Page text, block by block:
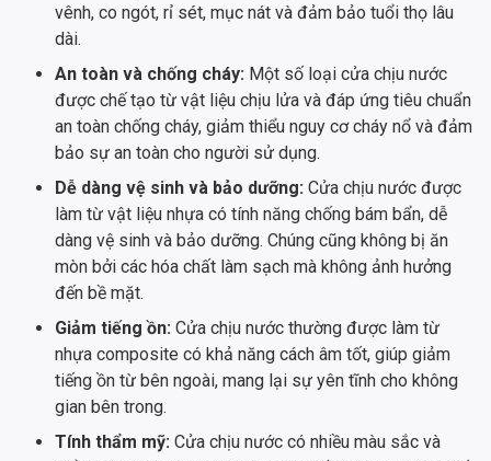
vênh, co ngót, rỉ sét, mục nát và đảm bảo tuổi thọ lâu
dài.
An toàn và chống cháy: Một số loại cửa chịu nước
được chế tạo từ vật liệu chịu lửa và đáp ứng tiêu chuẩn
an toàn chống cháy, giảm thiểu nguy cơ cháy nổ và đảm
bảo sự an toàn cho người sử dụng.
Dễ dàng vệ sinh và bảo dưỡng: Cửa chịu nước được
làm từ vật liệu nhựa có tính năng chống bám bẩn, dễ
dàng vệ sinh và bảo dưỡng. Chúng cũng không bị ăn
mòn bởi các hóa chất làm sạch mà không ảnh hưởng
đến bề mặt.
Giảm tiếng ồn: Cửa chịu nước thường được làm từ
nhựa composite có khả năng cách âm tốt, giúp giảm
tiếng ồn từ bên ngoài, mang lại sự yên tĩnh cho không
gian bên trong.
Tính thẩm mỹ: Cửa chịu nước có nhiều màu sắc và